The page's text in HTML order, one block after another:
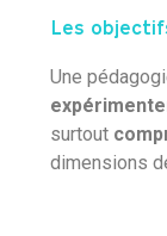
Les
Une
surtout
dimensions